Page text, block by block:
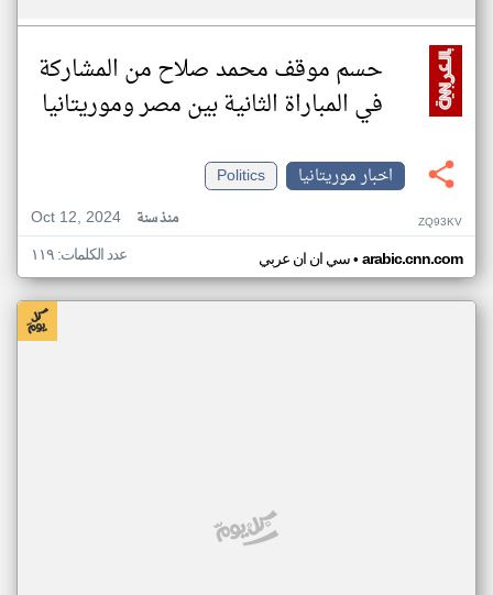
حسم موقف محمد صلاح من المشاركة
في المباراة الثانية بين مصر وموريتانيا
اخبار موريتانيا
Politics
Oct 12, 2024
منذ سنة ZQ93KV
سي ان ان عربي• arabic.cnn.com عدد الكلمات: ١١٩